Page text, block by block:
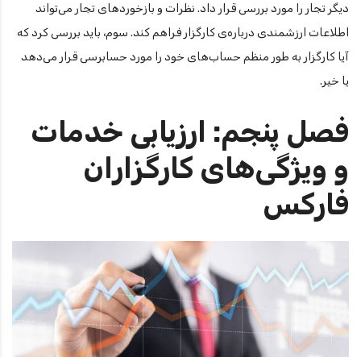
دیگر تجار را مورد بررسی قرار داد. نظرات و بازخوردهای تجار می‌تواند
اطلاعات ارزشمندی درباره‌ی کارگزار فراهم کند. سوم، باید بررسی کرد که
آیا کارگزار به طور منظم حساب‌های خود را مورد حسابرسی قرار می‌دهد
یا خیر.
فصل پنجم: ارزیابی خدمات
و ویژگی‌های کارگزاران
فارکس